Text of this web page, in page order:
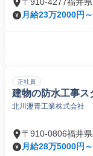
月給23万2000円
正社員
建物の防水工事ス
北川瀝青工業株式会社
〒910-0806福井
月給28万5000円